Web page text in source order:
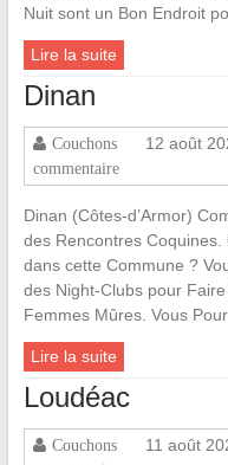
Nuit sont un Bon Endroit
Lire la suite
Dinan
Couchons 12 août
commentaire
Dinan (Côtes-d’Armor)
des Rencontres
dans cette Commune ?
des Night-Clubs pour
Femmes Mûres. Vous
Lire la suite
Loudéac
Couchons 11 août